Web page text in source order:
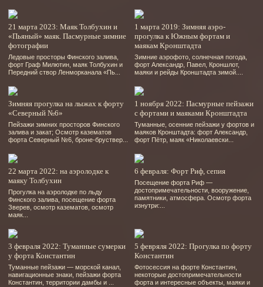
21 марта 2023: Маяк Толбухин и
«Пьяный» маяк. Пасмурные зимние
фотографии
Ледовые просторы Финского залива,
форт Граф Милютин, маяк Толбухин и
Передний створ Ленморканала «Пь...
1 марта 2019: Зимняя аэро-
прогулка к Южным фортам и
маякам Кронштадта
Зимние аэрофото, солнечная погода,
форт Александр, Павел, Кроншлот,
маяки и рейды Кронштадта зимой....
Зимняя прогулка на лыжах к форту
«Северный №6»
Пейзажи зимних просторов Финского
залива и закат; Осмотр казематов
форта Северный №6, броне-бруствер...
1 ноября 2022: Пасмурные пейзажи
с фортами и маяками Кронштадта
Туманные, осенние пейзажи у фортов и
маяков Кронштадта: форт Александр,
форт Пётр, маяк «Николаевски...
22 марта 2022: на аэролодке к
маяку Толбухин
Прогулка на аэролодке по льду
Финского залива, посещение форта
Зверев, осмотр казематов, осмотр
маяк...
6 февраля: Форт Риф, сепия
Посещение форта Риф —
достопримечательности, вооружение,
памятники, атмосфера. Осмотр форта
изнутри:...
3 февраля 2022: Туманные сумерки
у форта Константин
Туманные пейзажи — морской канал,
навигационные знаки, пейзажи форта
Константин, территории дамбы и ...
5 февряля 2022: Прогулка по форту
Константин
Фотосессия на форте Константин,
некоторые достопримечательности
форта и интересные объекты, маяки и